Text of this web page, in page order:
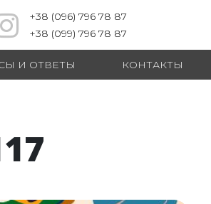
+38 (096) 796 78 87
+38 (099) 796 78 87
И ОТВЕТЫ КОНТАКТЫ